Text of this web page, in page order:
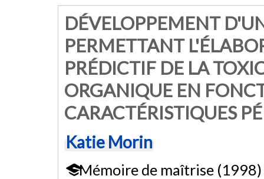
DÉVELOPPEMENT
PERMETTANT
PRÉDICTIF DE LA
ORGANIQUE EN
CARACTÉRISTIQUES
Katie Morin
Mémoire de maîtrise (1998)